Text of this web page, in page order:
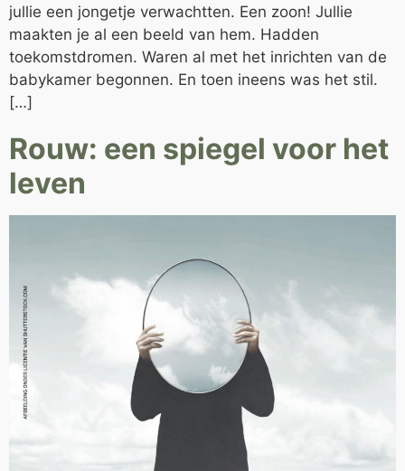
jullie een jongetje verwachtten. Een zoon! Jullie
maakten je al een beeld van hem. Hadden
toekomstdromen. Waren al met het inrichten van de
babykamer begonnen. En toen ineens was het stil.
[…]
Rouw: een spiegel voor het
leven